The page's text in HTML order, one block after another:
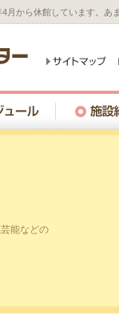
月から休館しています。
能などの